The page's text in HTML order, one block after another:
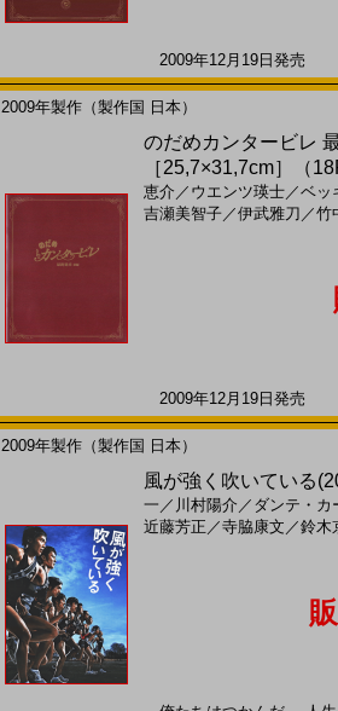
2009年12月19日発売
2009年製作（製作国 日本）
のだめカンタービレ
［25,7×31,7cm］（
恵介 ／ ウエンツ瑛士／ベッ
吉瀬美智子／伊武雅刀 ／竹
2009年12月19日発売
2009年製作（製作国 日本）
風が強く吹いている
一 ／ 川村陽介 ／ ダンテ・カ
近藤芳正 ／寺脇康文 ／鈴木